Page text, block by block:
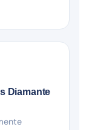
Diamante